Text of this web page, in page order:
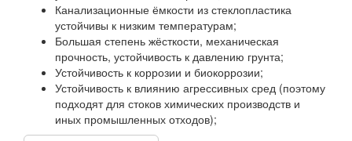
Канализационные ёмкости из стеклопластика
устойчивы к низким температурам;
Большая степень жёсткости, механическая
прочность, устойчивость к давлению грунта;
Устойчивость к коррозии и биокоррозии;
Устойчивость к влиянию агрессивных сред (поэтому
подходят для стоков химических производств и
иных промышленных отходов);